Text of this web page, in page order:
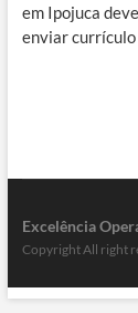
em Ipojuca
enviar currículo
Excelência
Copyright All right